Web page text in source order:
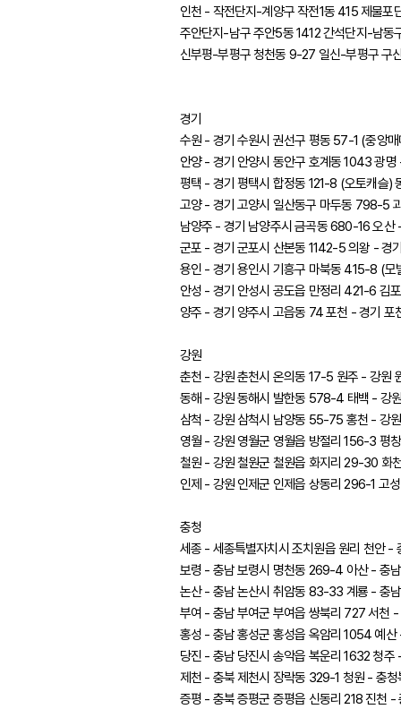
인천 - 작전단지-계양구 작전1동 415 제물
주안단지-남구 주안5동 1412 간석단지-남
신부평-부평구 청천동 9-27 일신-부평구 구
경기
수원 - 경기 수원시 권선구 평동 57-1 (중앙
안양 - 경기 안양시 동안구 호계동 1043 광
평택 - 경기 평택시 합정동 121-8 (오토캐슬
고양 - 경기 고양시 일산동구 마두동 798-5
남양주 - 경기 남양주시 금곡동 680-16 오
군포 - 경기 군포시 산본동 1142-5 의왕 -
용인 - 경기 용인시 기흥구 마북동 415-8 (
안성 - 경기 안성시 공도읍 만정리 421-6 김
양주 - 경기 양주시 고읍동 74 포천 - 경기
강원
춘천 - 강원 춘천시 온의동 17-5 원주 - 강원
동해 - 강원 동해시 발한동 578-4 태백 - 강
삼척 - 강원 삼척시 남양동 55-75 홍천 - 강
영월 - 강원 영월군 영월읍 방절리 156-3 평
철원 - 강원 철원군 철원읍 화지리 29-30 화
인제 - 강원 인제군 인제읍 상동리 296-1 고
충청
세종 - 세종특별자치시 조치원읍 원리 천안
보령 - 충남 보령시 명천동 269-4 아산 - 충
논산 - 충남 논산시 취암동 83-33 계룡 - 충
부여 - 충남 부여군 부여읍 쌍북리 727 서천
홍성 - 충남 홍성군 홍성읍 옥암리 1054 예
당진 - 충남 당진시 송악읍 복운리 1632 청
제천 - 충북 제천시 장락동 329-1 청원 - 충
증평 - 충북 증평군 증평읍 신동리 218 진천